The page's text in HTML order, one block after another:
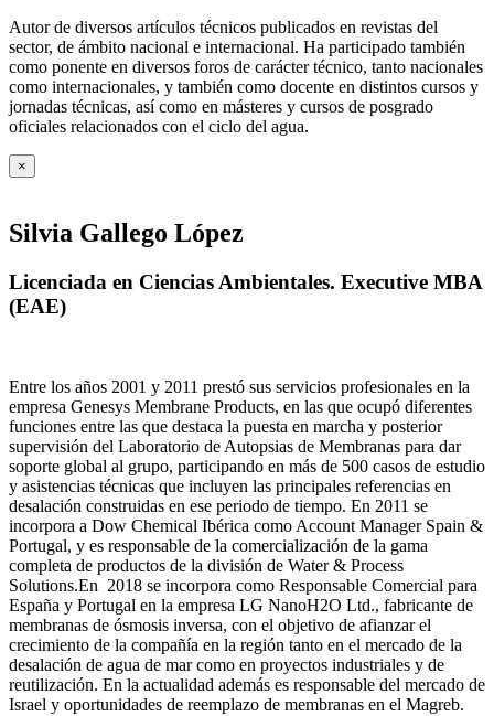
Autor de diversos artículos técnicos publicados en revistas del
sector, de ámbito nacional e internacional. Ha participado también
como ponente en diversos foros de carácter técnico, tanto nacionales
como internacionales, y también como docente en distintos cursos y
jornadas técnicas, así como en másteres y cursos de posgrado
oficiales relacionados con el ciclo del agua.
×
Silvia Gallego López
Licenciada en Ciencias Ambientales. Executive MBA
(EAE)
Entre los años 2001 y 2011 prestó sus servicios profesionales en la
empresa Genesys Membrane Products, en las que ocupó diferentes
funciones entre las que destaca la puesta en marcha y posterior
supervisión del Laboratorio de Autopsias de Membranas para dar
soporte global al grupo, participando en más de 500 casos de estudio
y asistencias técnicas que incluyen las principales referencias en
desalación construidas en ese periodo de tiempo. En 2011 se
incorpora a Dow Chemical Ibérica como Account Manager Spain &
Portugal, y es responsable de la comercialización de la gama
completa de productos de la división de Water & Process
Solutions.En 2018 se incorpora como Responsable Comercial para
España y Portugal en la empresa LG NanoH2O Ltd., fabricante de
membranas de ósmosis inversa, con el objetivo de afianzar el
crecimiento de la compañía en la región tanto en el mercado de la
desalación de agua de mar como en proyectos industriales y de
reutilización. En la actualidad además es responsable del mercado de
Israel y oportunidades de reemplazo de membranas en el Magreb.